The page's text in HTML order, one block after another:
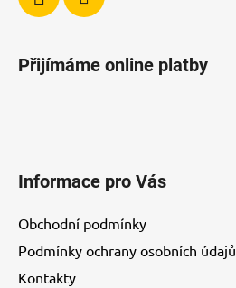
s
Přijímáme online platby
Informace pro Vás
Obchodní podmínky
Podmínky ochrany osobních údajů
Kontakty